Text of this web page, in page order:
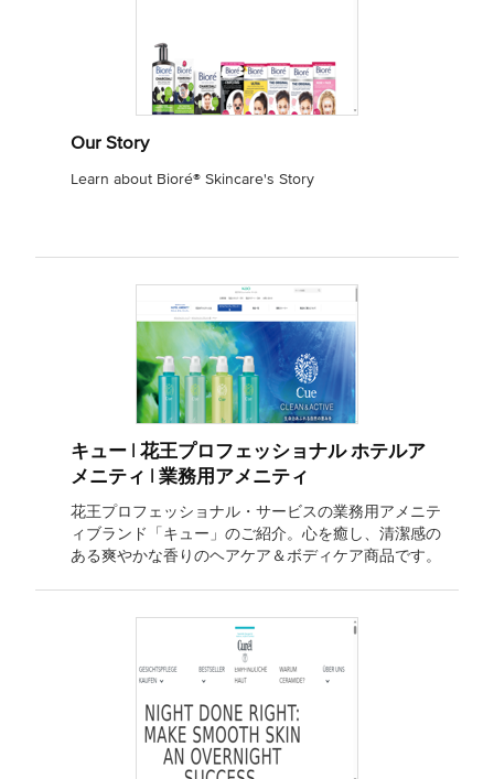
Our Story
Learn about Bioré® Skincare's Story
キュー | 花王プロフェッショナル ホテルア
メニティ | 業務用アメニティ
花王プロフェッショナル・サービスの業務用アメニテ
ィブランド「キュー」のご紹介。心を癒し、清潔感の
ある爽やかな香りのヘアケア＆ボディケア商品です。